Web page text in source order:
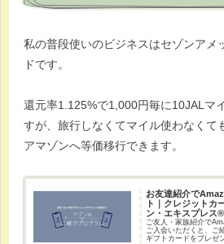
私の普段使いのビジネスはセゾンアメ
ドです。
還元率1.125%で1,000円毎に10JALマ
すが、旅行しなくてマイル使わなくて
アマゾンへ等価移行できます。
お友達紹介で
ト｜クレジットカ
ン・エキスプレス
ご友人・家族紹介で
ご入会いただくと、ご
ギフトカードをプレゼ